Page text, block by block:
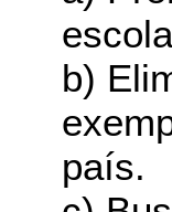
b)
país.